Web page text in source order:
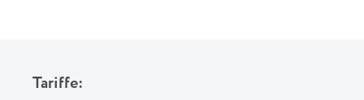
Tariffe: